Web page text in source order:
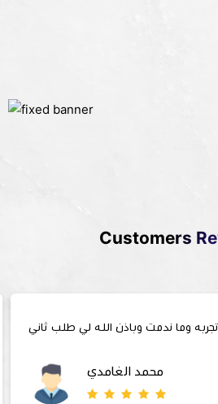
Customers
وما ندمت وباذن الله لي طلب ثاني
محمد الغامدي